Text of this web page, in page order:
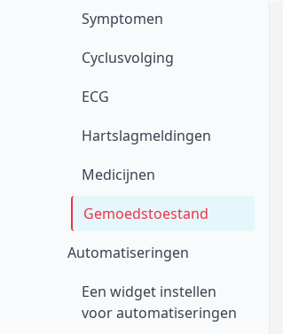
Symptomen
Cyclusvolging
ECG
Hartslagmeldingen
Medicijnen
Gemoedstoestand
Automatiseringen
Een widget instellen
voor automatiseringen